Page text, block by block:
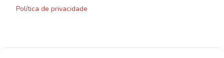
Política de privacidade